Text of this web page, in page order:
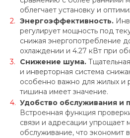
облегчает установку и
Энергоэффективность.
регулирует мощность под
снижая энергопотребление
охлаждении и 4.27 кВт при
Снижение шума.
и инверторная система
особенно важно для жилых и
тишина имеет значение.
Удобство обслуживания и
Встроенная функция
связи и адресации упрощает
обслуживание, что экономит